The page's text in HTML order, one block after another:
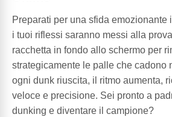
Preparati per una sfida emozionante
i tuoi riflessi saranno messi alla
racchetta in fondo allo schermo per
strategicamente le palle che cadono
ogni dunk riuscita, il ritmo aumenta,
veloce e precisione. Sei pronto a
dunking e diventare il campione?